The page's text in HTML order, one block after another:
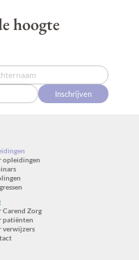
hoogte
Inschrijven
opleidingen
Carend Zorg
patiënten
verwijzers